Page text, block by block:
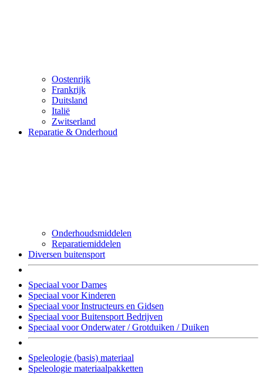
Oostenrijk
Frankrijk
Duitsland
Italië
Zwitserland
Reparatie & Onderhoud
Onderhoudsmiddelen
Reparatiemiddelen
Diversen buitensport
Speciaal voor Dames
Speciaal voor Kinderen
Speciaal voor Instructeurs en Gidsen
Speciaal voor Buitensport Bedrijven
Speciaal voor Onderwater / Grotduiken / Duiken
Speleologie (basis) materiaal
Speleologie materiaalpakketten